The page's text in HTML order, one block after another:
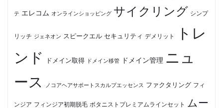
テ エレコム オンラインショッピング サイクリング シンプ
リッチ ジェネオン スピークエル セキュリティ デメリット
トレ
ンド
ドメイン取得 ドメイン移管 ドメイン管理 ニュ
ース
ノコアヘアサポートスカルプエッセンス ファクタリング フィ
ンジア フィンジア初期脱毛 ボタニストプレミアムラインセット ムー